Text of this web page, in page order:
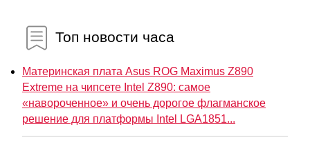
Топ новости часа
Материнская плата Asus ROG Maximus Z890
Extreme на чипсете Intel Z890: самое
«навороченное» и очень дорогое флагманское
решение для платформы Intel LGA1851...